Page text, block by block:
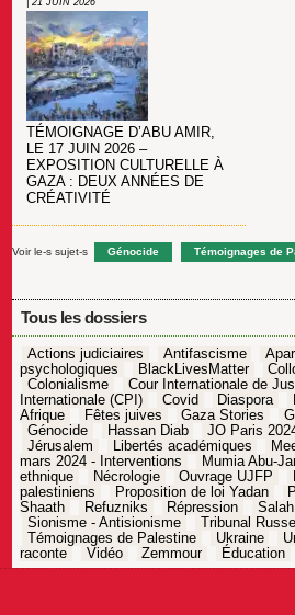
| 21 JUIN 2026
TÉMOIGNAGE D’ABU AMIR,
LE 17 JUIN 2026 –
EXPOSITION CULTURELLE À
GAZA : DEUX ANNÉES DE
CRÉATIVITÉ
Voir le-s sujet-s Génocide Témoignages de
Tous les dossiers
Actions judiciaires Antifascisme
psychologiques
BlackLivesMatter
Colonialisme
Cour Internationale de
Internationale (CPI)
Covid Diaspora
Afrique
Fêtes juives Gaza Stories
Génocide
Hassan Diab JO Paris
Jérusalem
Libertés académiques
mars 2024 - Interventions
Mumia Abu-
ethnique
Nécrologie Ouvrage UJFP
palestiniens
Proposition de loi Yadan
Shaath
Refuzniks Répression
Sionisme - Antisionisme
Tribunal
Témoignages de Palestine
Ukraine
raconte
Vidéo Zemmour Éducation
Navigation